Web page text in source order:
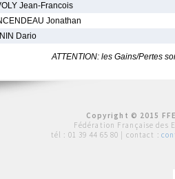
Jean-Francois
Jonathan
Dario
ATTENTION: les Gains/Pertes
Copyright © 2015
Fédération Française des
tél : 01 39 44 65 80 | contact :